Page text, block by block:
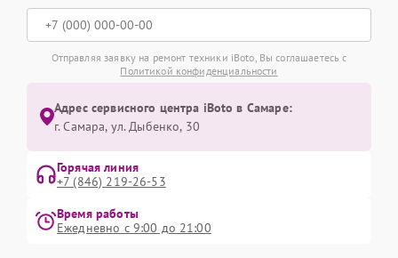
Отправляя заявку на ремонт техники iBoto, Вы соглашаетесь с
Политикой конфиденциальности
Адрес сервисного центра iBoto в Самаре:
г. Самара, ул. Дыбенко, 30
Горячая линия
+7 (846) 219-26-53
Время работы
Ежедневно с 9:00 до 21:00